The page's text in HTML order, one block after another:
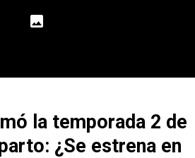
la temporada 2 de
¿Se estrena en